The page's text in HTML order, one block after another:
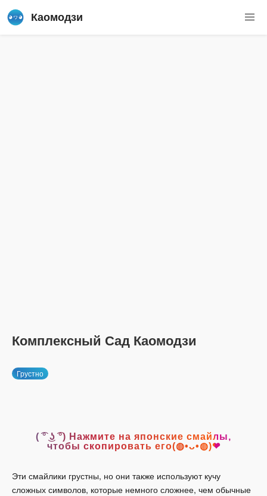
Каомодзи
Комплексный Сад Каомодзи
Грустно
( ͡° ͜ʖ ͡°) Нажмите на японские смайлы,
чтобы скопировать его(◍•ᴗ•◍)❤
Эти смайлики грустны, но они также используют кучу
сложных символов, которые немного сложнее, чем обычные